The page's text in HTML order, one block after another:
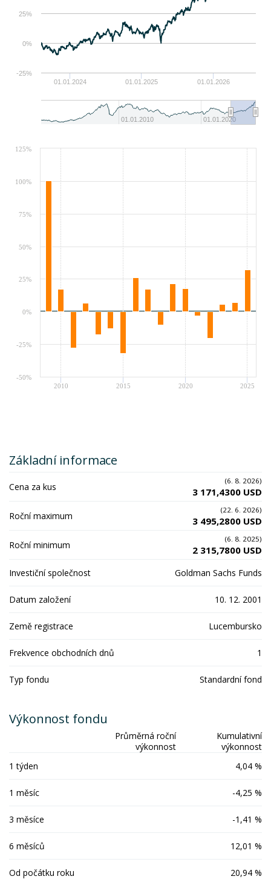
01.01.2024 01.01.2025 01.01.2026
01.01.2010 01.01.2020
0%
-25%
25%
2010 2015 2020 2025
-50%
-25%
0%
25%
50%
75%
100%
125%
Základní informace
Cena za kus (6. 8. 2026)
3 171,4300 USD
Roční maximum (22. 6. 2026)
3 495,2800 USD
Roční minimum (6. 8. 2025)
2 315,7800 USD
Investiční společnost Goldman Sachs Funds
Datum založení 10. 12. 2001
Země registrace Lucembursko
Frekvence obchodních dnů 1
Typ fondu Standardní fond
Výkonnost fondu
Průměrná roční
výkonnost
Kumulativní
výkonnost
1 týden
4,04 %
1 měsíc -4,25 %
3 měsíce -1,41 %
6 měsíců 12,01 %
Od počátku roku 20,94 %